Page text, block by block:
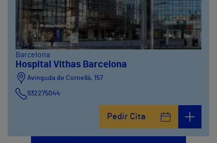
Barcelona
Hospital Vithas Barcelona
Avinguda de Cornellà, 157
932275044
Pedir Cita